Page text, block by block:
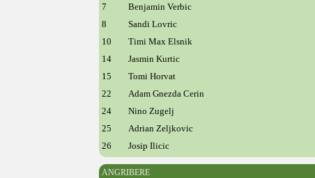
7 Benjamin Verbic
8
Sandi Lovric
10
Timi Max Elsnik
14
Jasmin Kurtic
15
Tomi Horvat
22
Adam Gnezda Cerin
24
Nino Zugelj
25
Adrian Zeljkovic
26
Josip Ilicic
ANGRIBERE